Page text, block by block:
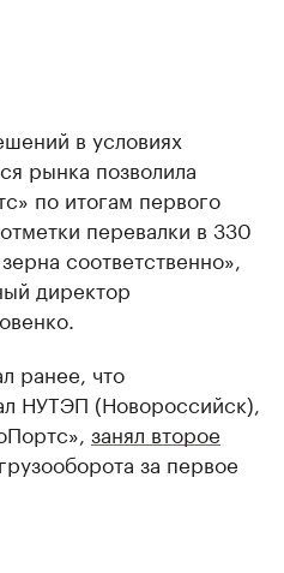
в условиях
рынка позволила
по итогам первого
перевалки в 330
соответственно»,
директор
ранее, что
НУТЭП (Новороссийск),
занял второе
за первое